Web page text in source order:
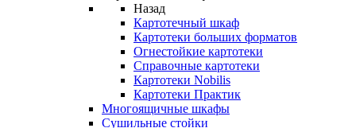
Назад
Картотечный шкаф
Картотеки больших форматов
Огнестойкие картотеки
Справочные картотеки
Картотеки Nobilis
Картотеки Практик
Многоящичные шкафы
Сушильные стойки